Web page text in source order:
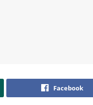
Facebook